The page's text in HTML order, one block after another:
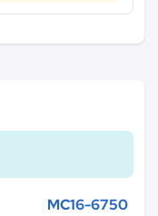
MC16-6750